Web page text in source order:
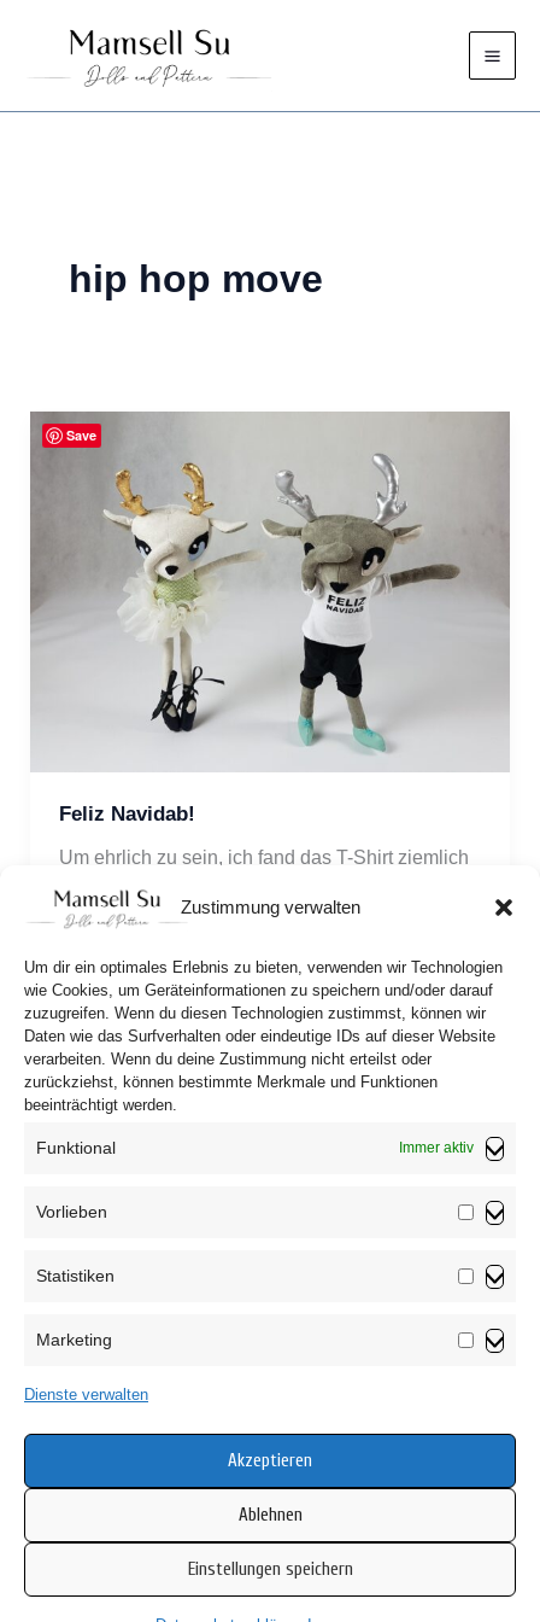
Zustimmung verwalten
Um dir ein optimales Erlebnis zu bieten, verwenden wir Technologien
wie Cookies, um Geräteinformationen zu speichern und/oder darauf
zuzugreifen. Wenn du diesen Technologien zustimmst, können wir
Daten wie das Surfverhalten oder eindeutige IDs auf dieser Website
verarbeiten. Wenn du deine Zustimmung nicht erteilst oder
zurückziehst, können bestimmte Merkmale und Funktionen
beeinträchtigt werden.
Funktional Immer aktiv
Vorlieben
Statistiken
Marketing
Dienste verwalten
Akzeptieren
Ablehnen
Einstellungen speichern
springen
hip hop move
Feliz Navidab!
Um ehrlich zu sein, ich fand das T-Shirt ziemlich
cool und Opa Bertil wurde auch gleich ganz
neugierig. Was ist Dab?
Cookie-Richtlinie (EU)
Copyright © 2026 Mamsell Su
Save